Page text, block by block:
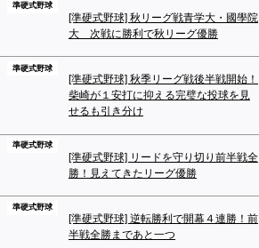
準硬式野球
[準硬式野球] 秋リーグ戦青学大・國學院
大 次戦に勝利で秋リーグ優勝
準硬式野球
[準硬式野球] 秋季リーグ戦後半戦開始！
柴崎が１安打に抑える完璧な投球を見
せるも引き分け
準硬式野球
[準硬式野球] リードを守り切り前半戦全
勝！見えてきたリーグ優勝
準硬式野球
[準硬式野球] 逆転勝利で開幕４連勝！前
半戦全勝まであと一つ